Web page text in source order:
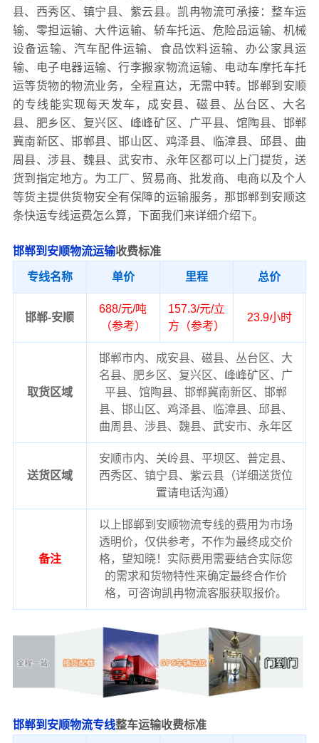
县、西秀区、镇宁县、紫云县。凯冉物流可承接：整车运
输、零担运输、大件运输、轿车托运、危险品运输、机械
设备运输、汽车配件运输、食品饮料运输、办公家具运
输、电子电器运输、行李搬家物流运输、电动车摩托车托
运等货物的物流业务，全程直达，无需中转。邯郸到安顺
的专线能实现每天发车，成安县、磁县、丛台区、大名
县、肥乡区、复兴区、峰峰矿区、广平县、馆陶县、邯郸
冀南新区、邯郸县、邯山区、鸡泽县、临漳县、邱县、曲
周县、涉县、魏县、武安市、永年区都可以上门提货，送
货到指定地方。为工厂、贸易商、批发商、电商以及个人
等货主提供货物安全有保障的运输服务，那邯郸到安顺这
条快运专线运费怎么算，下面我们来详细介绍下。
邯郸到安顺物流运输收费标准
专线名称 单价 里程 总价
邯郸-安顺
688/元/吨
（参考）
157.3/元/立
方（参考）
23.9小时
取货区域
邯郸市内、成安县、磁县、丛台区、大
名县、肥乡区、复兴区、峰峰矿区、广
平县、馆陶县、邯郸冀南新区、邯郸
县、邯山区、鸡泽县、临漳县、邱县、
曲周县、涉县、魏县、武安市、永年区
送货区域
安顺市内、关岭县、平坝区、普定县、
西秀区、镇宁县、紫云县（详细送货位
置请电话沟通）
备注
以上邯郸到安顺物流专线的费用为市场
透明价，仅供参考，不作为最终成交价
格，望知晓！实际费用需要结合实际您
的需求和货物特性来确定最终合作价
格，可咨询凯冉物流客服获取报价。
邯郸到安顺物流专线整车运输收费标准